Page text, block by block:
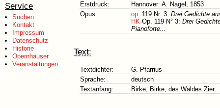
Service
Suchen
Kontakt
Impressum
Datenschutz
Historie
Opernhäuser
Veranstaltungen
Erstdruck:
Hannover: A. Nagel, 1853
Opus:
op. 119 Nr. 3: Drei Gedichte
HK Op. 119 N° 3: Drei
Pianoforte...
Text:
Textdichter:
G. Pfarrius
Sprache:
deutsch
Textanfang:
Birke, Birke, des Waldes Zier